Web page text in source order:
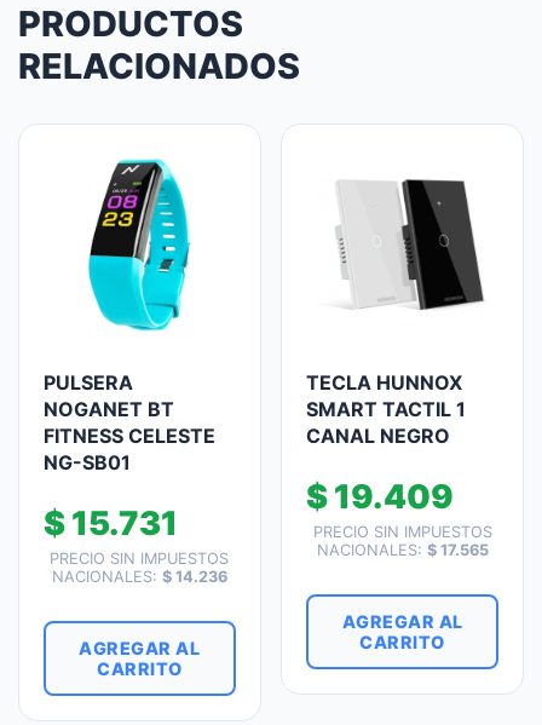
PRODUCTOS
RELACIONADOS
PULSERA
NOGANET BT
FITNESS CELESTE
NG-SB01
$15.731
PRECIO SIN IMPUESTOS
NACIONALES: $14.236
AGREGAR AL
CARRITO
TECLA HUNNOX
SMART TACTIL 1
CANAL NEGRO
$19.409
PRECIO SIN IMPUESTOS
NACIONALES: $17.565
AGREGAR AL
CARRITO